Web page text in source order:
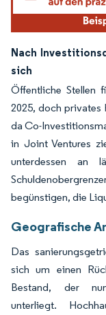
Nach
sich
Öffentliche Stellen
2025, doch privates
da Co-
in Joint Ventures
unterdessen an
begünstigen, die
Geografische
Das
sich um einen
Bestand, der nun
unterliegt.